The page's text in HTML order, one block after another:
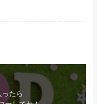
たら